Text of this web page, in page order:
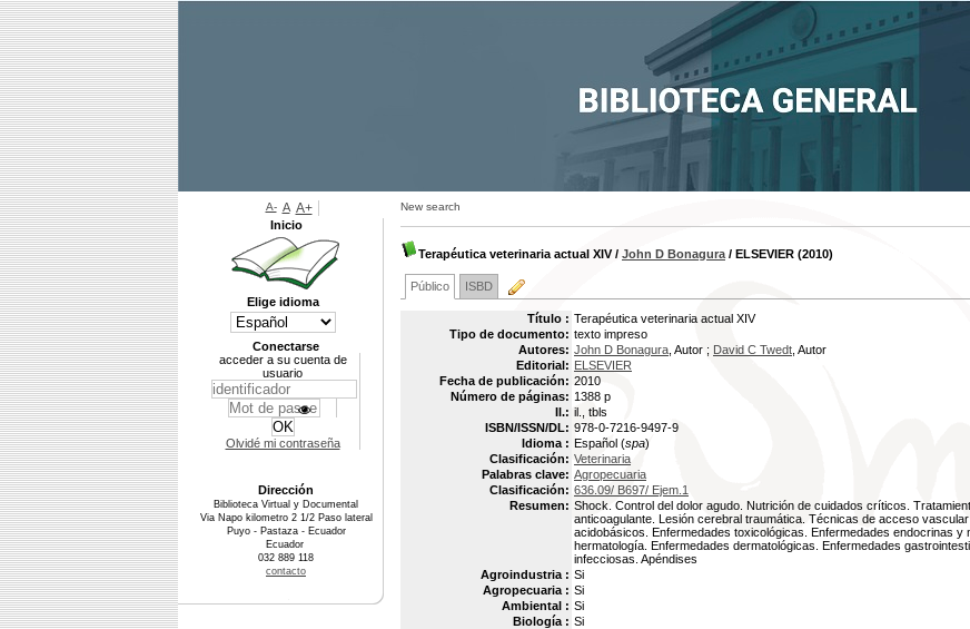
New search
Terapéutica veterinaria actual XIV/ John D Bonagura / ELSEVIER (2010)
Público ISBD
Título : Terapéutica veterinaria actual XIV
Tipo de documento: texto impreso
Autores: John D Bonagura , Autor ; David C Twedt , Autor
Editorial: ELSEVIER
Fecha de publicación: 2010
Número de páginas: 1388 p
Il.: il., tbls
ISBN/ISSN/DL: 978-0-7216-9497-9
Idioma : Español (spa)
Clasificación: Veterinaria
Palabras clave: Agropecuaria
Clasificación: 636.09/ B697/ Ejem.1
Resumen: Shock. Control del dolor agudo. Nutrición de cuidados críticos.
anticoagulante. Lesión cerebral traumática. Técnicas de acceso
acidobásicos. Enfermedades toxicológicas. Enfermedades endocrinas y
hermatología. Enfermedades dermatológicas. Enfermedades
infecciosas. Apéndises
Agroindustria : Si
Agropecuaria : Si
Ambiental : Si
Biología : Si
A- A A+
Inicio
Elige idioma
Conectarse
acceder a su cuenta de
usuario
Olvidé mi contraseña
Dirección
Biblioteca Virtual y Documental
Via Napo kilometro 2 1/2 Paso lateral
Puyo - Pastaza - Ecuador
Ecuador
032 889 118
contacto